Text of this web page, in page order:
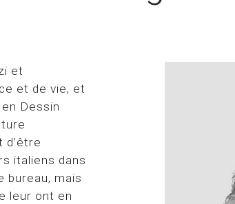
et
et de vie, et
Dessin
italiens dans
bureau, mais
leur ont en